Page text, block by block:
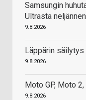
Samsungin
Ultrasta
9.8.2026
Läppärin
9.8.2026
Moto GP, Moto
9.8.2026